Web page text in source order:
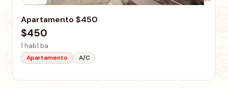
Apartamento $450
$450
1 hab1 ba
Apartamento A/C